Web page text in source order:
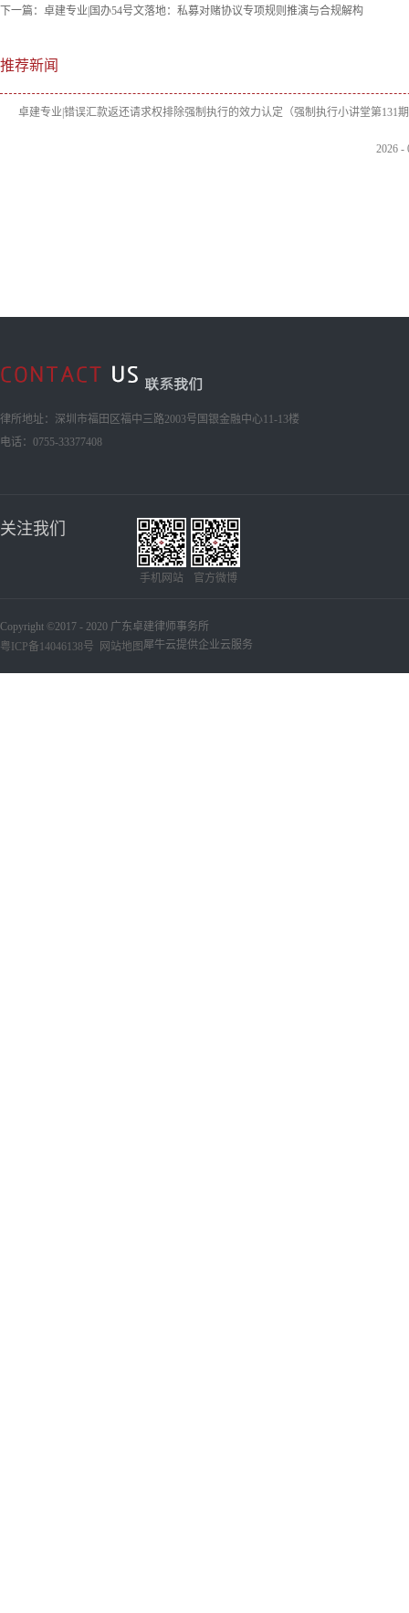
下一篇： 卓建专业|国办54号文落地：私募对赌协议专项规则推演与合规解构
推荐新闻
卓建专业|错误汇款返还请求权排除强制执行的效力认定（强制执行小讲堂第131
2026 -
Copyright ©2017 - 2020 广东卓建律师事务所
粤ICP备14046138号 网站地图 犀牛云提供企业云服务
律所地址：深圳市福田区福中三路2003号国银金融中心11-13楼
电话：0755-33377408
关注我们
手机网站 官方微博